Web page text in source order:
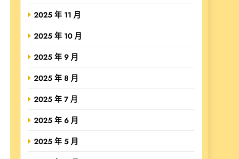
2025 年 11 月
2025 年 10 月
2025 年 9 月
2025 年 8 月
2025 年 7 月
2025 年 6 月
2025 年 5 月